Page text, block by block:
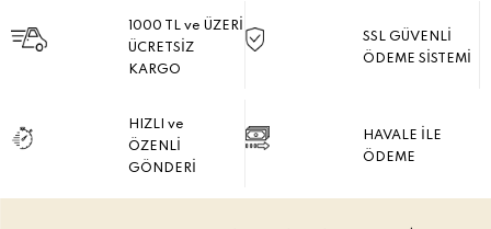
1000 TL ve ÜZERİ
ÜCRETSİZ
KARGO
SSL GÜVENLİ
ÖDEME SİSTEMİ
HIZLI ve
ÖZENLİ
GÖNDERİ
HAVALE İLE
ÖDEME